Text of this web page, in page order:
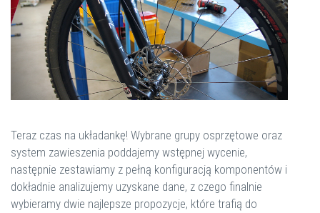
Teraz czas na układankę! Wybrane grupy osprzętowe oraz
system zawieszenia poddajemy wstępnej wycenie,
następnie zestawiamy z pełną konfiguracją komponentów i
dokładnie analizujemy uzyskane dane, z czego finalnie
wybieramy dwie najlepsze propozycje, które trafią do